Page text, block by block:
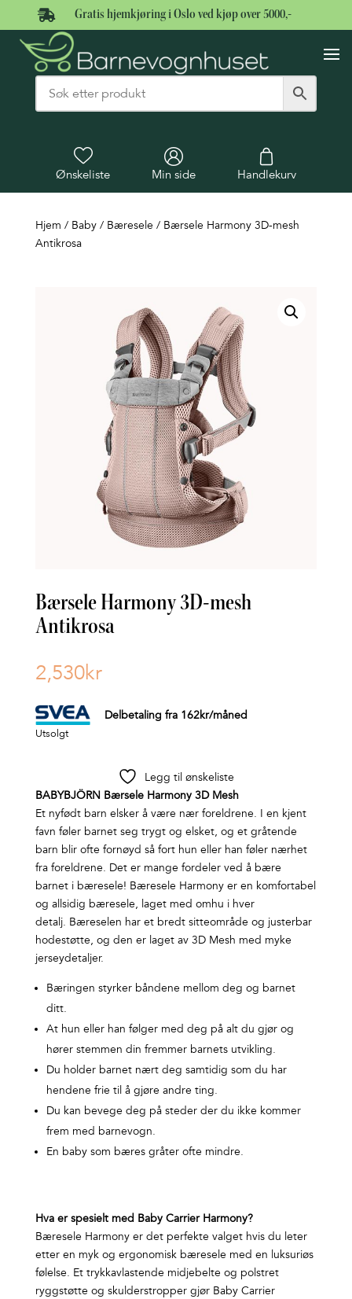
 Gratis hjemkjøring i Oslo ved kjøp over 5000,-
Ønskeliste Min side Handlekurv
Hjem / Baby/ Bæresele / Bærsele Harmony 3D-mesh
Antikrosa
Bærsele Harmony 3D-mesh
Antikrosa
2,530kr
Delbetaling fra 162kr/måned
Utsolgt
Legg til ønskeliste
BABYBJÖRN Bærsele Harmony 3D Mesh
Et nyfødt barn elsker å være nær foreldrene. I en kjent
favn føler barnet seg trygt og elsket, og et gråtende
barn blir ofte fornøyd så fort hun eller han føler nærhet
fra foreldrene. Det er mange fordeler ved å bære
barnet i bæresele! Bæresele Harmony er en komfortabel
og allsidig bæresele, laget med omhu i hver
detalj. Bæreselen har et bredt sitteområde og justerbar
hodestøtte, og den er laget av 3D Mesh med myke
jerseydetaljer.
Bæringen styrker båndene mellom deg og barnet
ditt.
At hun eller han følger med deg på alt du gjør og
hører stemmen din fremmer barnets utvikling.
Du holder barnet nært deg samtidig som du har
hendene frie til å gjøre andre ting.
Du kan bevege deg på steder der du ikke kommer
frem med barnevogn.
En baby som bæres gråter ofte mindre.
Hva er spesielt med Baby Carrier Harmony?
Bæresele Harmony er det perfekte valget hvis du leter
etter en myk og ergonomisk bæresele med en luksuriøs
følelse. Et trykkavlastende midjebelte og polstret
ryggstøtte og skulderstropper gjør Baby Carrier